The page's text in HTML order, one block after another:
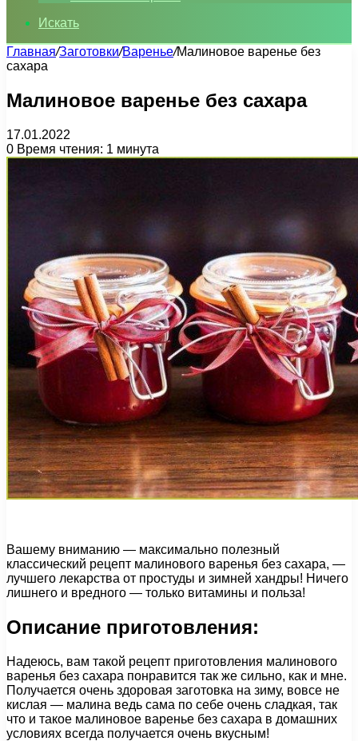
Искать
Главная/Заготовки/Варенье/Малиновое варенье без
сахара
Малиновое варенье без сахара
17.01.2022
0 Время чтения: 1 минута
Вашему вниманию — максимально полезный
классический рецепт малинового варенья без сахара, —
лучшего лекарства от простуды и зимней хандры! Ничего
лишнего и вредного — только витамины и польза!
Описание приготовления:
Надеюсь, вам такой рецепт приготовления малинового
варенья без сахара понравится так же сильно, как и мне.
Получается очень здоровая заготовка на зиму, вовсе не
кислая — малина ведь сама по себе очень сладкая, так
что и такое малиновое варенье без сахара в домашних
условиях всегда получается очень вкусным!